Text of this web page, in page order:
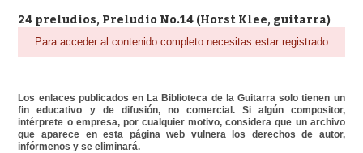
24 preludios, Preludio No.14 (Horst Klee, guitarra)
Para acceder al contenido completo necesitas estar registrado
Los enlaces publicados en La Biblioteca de la Guitarra solo tienen un
fin educativo y de difusión, no comercial. Si algún compositor,
intérprete o empresa, por cualquier motivo, considera que un archivo
que aparece en esta página web vulnera los derechos de autor,
infórmenos y se eliminará.